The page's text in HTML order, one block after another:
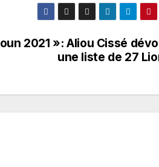
2021 »: Aliou Cissé
une liste de 27